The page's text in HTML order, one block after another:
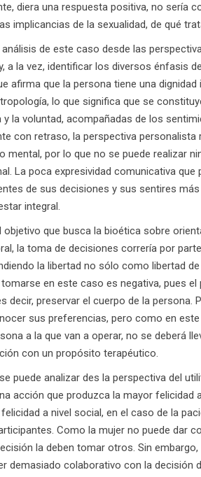
diera una respuesta positiva, no sería
implicancias de la sexualidad, de qué
de este caso desde las
a la vez, identificar los diversos énfasis
afirma que la persona tiene una dignidad
lo que significa que se
y la voluntad, acompañadas de los
con retraso, la perspectiva personalista
mental, por lo que no se puede realizar
La poca expresividad comunicativa que
de sus decisiones y sus sentires
integral.
objetivo que busca la bioética sobre
la toma de decisiones correría por
la libertad no sólo como libertad
en este caso es negativa, pues
decir, preservar el cuerpo de la persona.
sus preferencias, pero como en
a la que van a operar, no se deberá
con un propósito terapéutico.
puede analizar des la perspectiva del
acción que produzca la mayor felicidad
a nivel social, en el caso de la
Como la mujer no puede dar
la deben tomar otros. Sin
demasiado colaborativo con la decisión